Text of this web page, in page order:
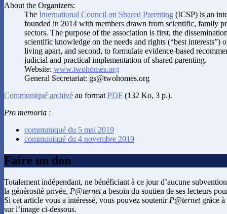
About the Organizers:
The International Council on Shared Parenting (ICSP) is an
founded in 2014 with members drawn from scientific, family
sectors. The purpose of the association is first, the
scientific knowledge on the needs and rights (“best interests”)
living apart, and second, to formulate evidence-based
judicial and practical implementation of shared parenting.
Website: www.twohomes.org
General Secretariat: gs@twohomes.org
Communiqué archivé au format PDF (132 Ko, 3 p.).
Pro memoria :
communiqué du 5 mai 2019
communiqué du 4 novembre 2019
Faire un don
Totalement indépendant, ne bénéficiant à ce jour d’aucune
la générosité privée, P@terneta besoin du soutien de ses lecteurs
Si cet article vous a intéressé, vous pouvez soutenir P@ternetgrâce à
sur l’image ci-dessous.